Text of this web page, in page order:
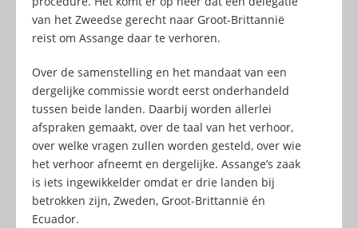
van het Zweedse gerecht naar Groot-Brittannië
reist om Assange daar te verhoren.
Over de samenstelling en het mandaat van een
dergelijke commissie wordt eerst onderhandeld
tussen beide landen. Daarbij worden allerlei
afspraken gemaakt, over de taal van het verhoor,
over welke vragen zullen worden gesteld, over wie
het verhoor afneemt en dergelijke. Assange’s zaak
is iets ingewikkelder omdat er drie landen bij
betrokken zijn, Zweden, Groot-Brittannië én
Ecuador.